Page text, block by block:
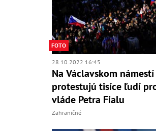
FOTO
28.10.2022 16:45
Na Václavskom námestí
protestujú tisíce ľudí
vláde Petra Fialu
Zahraničné